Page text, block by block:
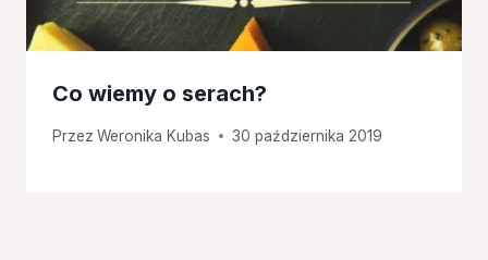
Co wiemy o serach?
Przez Weronika Kubas 30 października 2019